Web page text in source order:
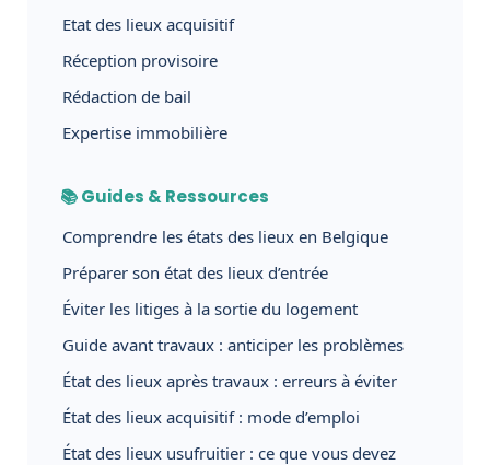
Etat des lieux acquisitif
Réception provisoire
Rédaction de bail
Expertise immobilière
📚 Guides & Ressources
Comprendre les états des lieux en Belgique
Préparer son état des lieux d’entrée
Éviter les litiges à la sortie du logement
Guide avant travaux : anticiper les problèmes
État des lieux après travaux : erreurs à éviter
État des lieux acquisitif : mode d’emploi
État des lieux usufruitier : ce que vous devez